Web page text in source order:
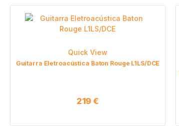
Quick View
Guitarra Eletroacústica Baton Rouge L1LS/DCE
219€